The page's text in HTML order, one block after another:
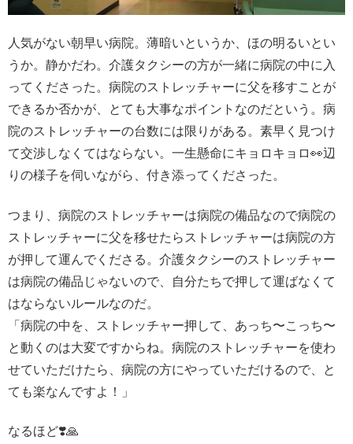
人気がない朝早い病院。薄暗いというか、ほの明るいとい
うか。静かだわ。介護タクシーの方が一緒に病院の中に入
ってくださった。病院のストレッチャーに父を移すことが
できるか否かが、とても大事なポイントなのだという。病
院のストレッチャーの台数には限りがある。素早く見つけ
て交渉しなくてはならない。一生懸命にキョロキョロ👀辺
りの様子を伺いながら、付き添ってくださった。
つまり、病院のストレッチャーは病院の備品なので病院の
ストレッチャーに父を移せたらストレッチャーは病院の方
が押して運んでくださる。介護タクシーのストレッチャー
は病院の備品じゃないので、自分たちで押して運ばなくて
はならないルールなのだ。
「病院の中を、ストレッチャー押して、あっち〜こっち〜
と動くのは大変ですからね。病院のストレッチャーを使わ
せていただけたら、病院の方にやっていただけるので、と
ても楽なんですよ！」
なるほど❣️🙏